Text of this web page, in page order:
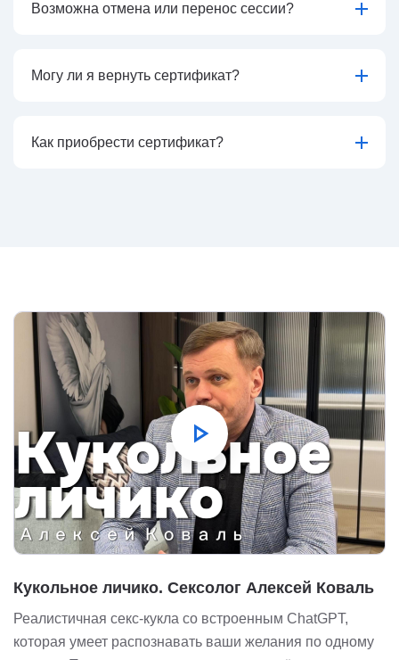
Возможна отмена или перенос сессии?
Могу ли я вернуть сертификат?
Как приобрести сертификат?
play_arrow
Кукольное личико. Сексолог Алексей Коваль
Реалистичная секс-кукла со встроенным ChatGPT,
которая умеет распознавать ваши желания по одному